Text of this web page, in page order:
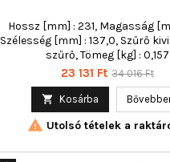
Hossz [mm] : 231, Magasság
Szélesség [mm] : 137,0, Szűrő
szűrő, Tömeg [kg] : 0,157
Ár
23 131 Ft Normál
34 016 Ft
 Kosárba
 Utolsó tételek a